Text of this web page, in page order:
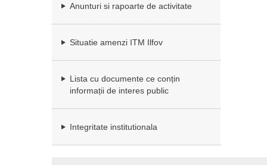
Anunturi si rapoarte de activitate
Situatie amenzi ITM Ilfov
Lista cu documente ce conțin
informații de interes public
Integritate institutionala